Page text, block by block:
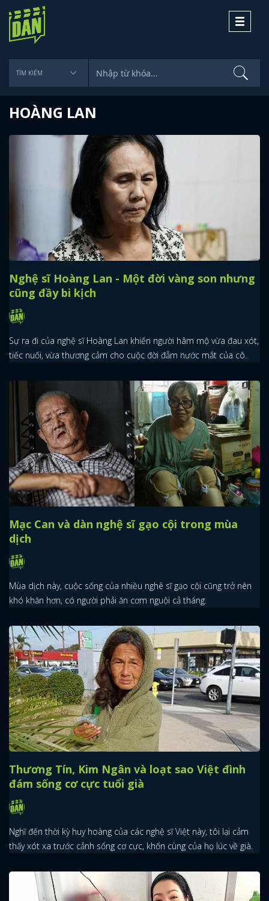
Toggle
HOÀNG LAN
Nghệ sĩ Hoàng Lan - Một đời vàng son nhưng
cũng đầy bi kịch
Sự ra đi của nghệ sĩ Hoàng Lan khiến người hâm mộ vừa đau xót,
tiếc nuối, vừa thương cảm cho cuộc đời đẫm nước mắt của cô.
Mạc Can và dàn nghệ sĩ gạo cội trong mùa
dịch
Mùa dịch này, cuộc sống của nhiều nghê sĩ gạo cội cũng trở nên
khó khăn hơn, có người phải ăn cơm nguội cả tháng.
Thương Tín, Kim Ngân và loạt sao Việt đình
đám sống cơ cực tuổi già
Nghĩ đến thời kỳ huy hoàng của các nghệ sĩ Việt này, tôi lại cảm
thấy xót xa trước cảnh sống cơ cực, khốn cùng của họ lúc về già.